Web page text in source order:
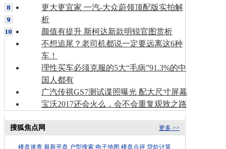
更大更宜家 一汽-大众蔚领顶配版实拍解
析
颜值有提升 斯柯达新款明锐官图赏析
不想追尾？老司机都说一定要远离这6种
车！
理性买车必须克服的5大“毛病”91.3%的中
国人都有
广汽传祺GS7测试谍照曝光 配大尺寸屏幕
宝沃2017还会火么，会不会重复观致之路
更多 >>
搜狐焦点网
楼盘速查 最新开盘 户型搜索 电子地图 楼盘点评 贷款计算